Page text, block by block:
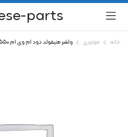
parts
خانه موتوری واشر منیفولد دود ام وی ام ۵۵۰ و X33